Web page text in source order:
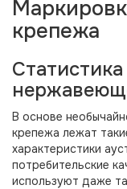
крепежа
В основе
крепежа лежат
характеристики
потребительские
используют даже